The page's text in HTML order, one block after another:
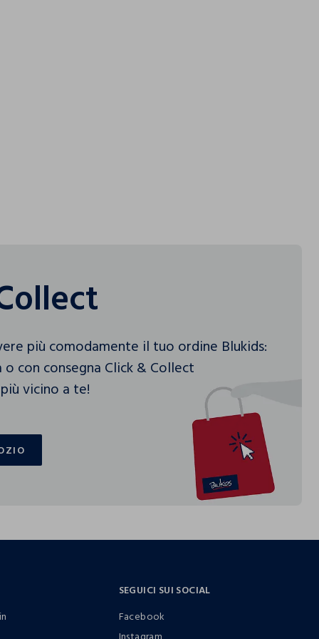
più comodamente il tuo ordine Blukids:
con consegna Click & Collect
vicino a te!
SEGUICI SUI SOCIAL
Facebook